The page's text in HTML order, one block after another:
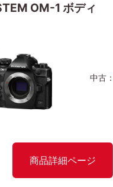
OM-1 ボディ
中古：
商品詳細ページ